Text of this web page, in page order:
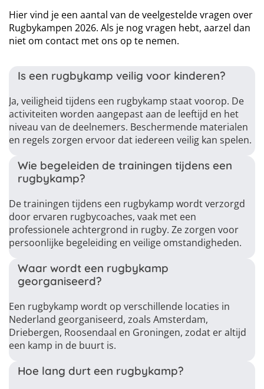
Hier vind je een aantal van de veelgestelde vragen over
Rugbykampen 2026. Als je nog vragen hebt, aarzel dan
niet om contact met ons op te nemen.
Is een rugbykamp veilig voor kinderen?
Ja, veiligheid tijdens een rugbykamp staat voorop. De
activiteiten worden aangepast aan de leeftijd en het
niveau van de deelnemers. Beschermende materialen
en regels zorgen ervoor dat iedereen veilig kan spelen.
Wie begeleiden de trainingen tijdens een
rugbykamp?
De trainingen tijdens een rugbykamp wordt verzorgd
door ervaren rugbycoaches, vaak met een
professionele achtergrond in rugby. Ze zorgen voor
persoonlijke begeleiding en veilige omstandigheden.
Waar wordt een rugbykamp
georganiseerd?
Een rugbykamp wordt op verschillende locaties in
Nederland georganiseerd, zoals Amsterdam,
Driebergen, Roosendaal en Groningen, zodat er altijd
een kamp in de buurt is.
Hoe lang durt een rugbykamp?